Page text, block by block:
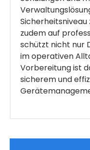
zudem auf
schützt nicht nur
im operativen
Vorbereitung ist
sicherem und